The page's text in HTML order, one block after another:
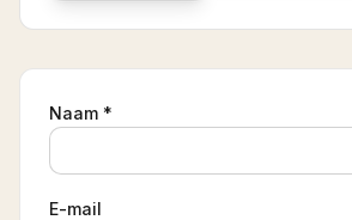
Naam *
E-mail